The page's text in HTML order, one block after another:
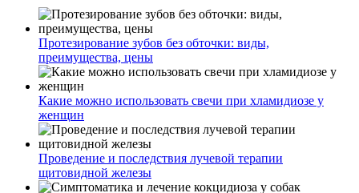
Протезирование зубов без обточки: виды,
преимущества, цены
Какие можно использовать свечи при хламидиозе у
женщин
Проведение и последствия лучевой терапии
щитовидной железы